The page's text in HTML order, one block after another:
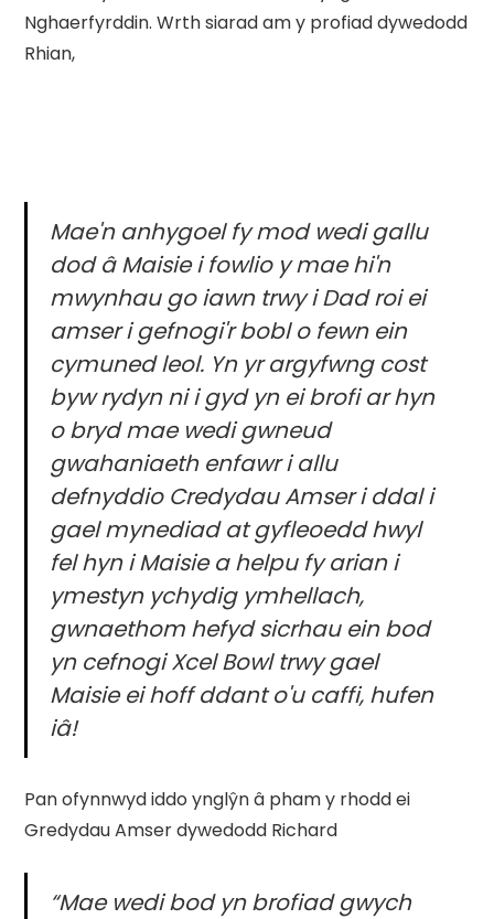
Nghaerfyrddin. Wrth siarad am y profiad dywedodd
Rhian,
Mae'n anhygoel fy mod wedi gallu
dod â Maisie i fowlio y mae hi'n
mwynhau go iawn trwy i Dad roi ei
amser i gefnogi'r bobl o fewn ein
cymuned leol. Yn yr argyfwng cost
byw rydyn ni i gyd yn ei brofi ar hyn
o bryd mae wedi gwneud
gwahaniaeth enfawr i allu
defnyddio Credydau Amser i ddal i
gael mynediad at gyfleoedd hwyl
fel hyn i Maisie a helpu fy arian i
ymestyn ychydig ymhellach,
gwnaethom hefyd sicrhau ein bod
yn cefnogi Xcel Bowl trwy gael
Maisie ei hoff ddant o'u caffi, hufen
iâ!
Pan ofynnwyd iddo ynglŷn â pham y rhodd ei
Gredydau Amser dywedodd Richard
“Mae wedi bod yn brofiad gwych